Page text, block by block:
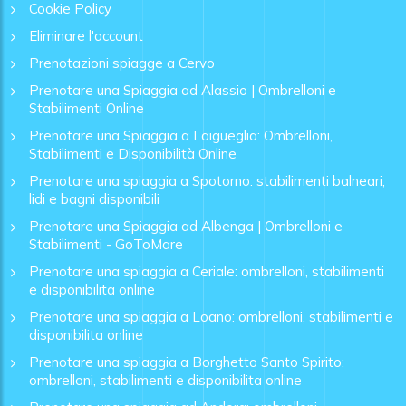
Cookie Policy
Eliminare l'account
Prenotazioni spiagge a Cervo
Prenotare una Spiaggia ad Alassio | Ombrelloni e
Stabilimenti Online
Prenotare una Spiaggia a Laigueglia: Ombrelloni,
Stabilimenti e Disponibilità Online
Prenotare una spiaggia a Spotorno: stabilimenti balneari,
lidi e bagni disponibili
Prenotare una Spiaggia ad Albenga | Ombrelloni e
Stabilimenti - GoToMare
Prenotare una spiaggia a Ceriale: ombrelloni, stabilimenti
e disponibilita online
Prenotare una spiaggia a Loano: ombrelloni, stabilimenti e
disponibilita online
Prenotare una spiaggia a Borghetto Santo Spirito:
ombrelloni, stabilimenti e disponibilita online